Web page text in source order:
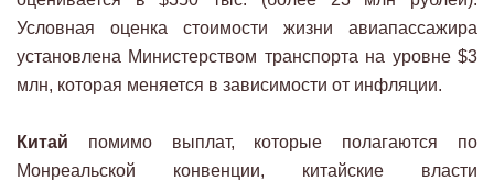
Условная оценка стоимости жизни авиапассажира
установлена Министерством транспорта на уровне $3
млн, которая меняется в зависимости от инфляции.
Китай помимо выплат, которые полагаются по
Монреальской конвенции, китайские власти